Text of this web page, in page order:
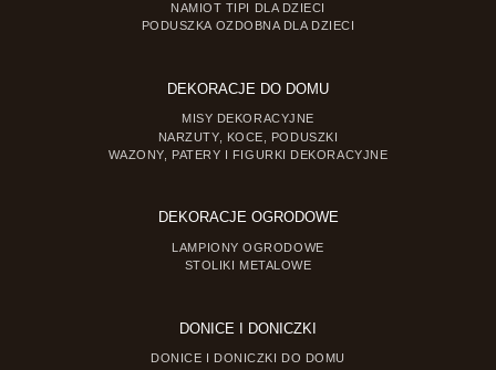
NAMIOT TIPI DLA DZIECI
PODUSZKA OZDOBNA DLA DZIECI
DEKORACJE DO DOMU
MISY DEKORACYJNE
NARZUTY, KOCE, PODUSZKI
WAZONY, PATERY I FIGURKI DEKORACYJNE
DEKORACJE OGRODOWE
LAMPIONY OGRODOWE
STOLIKI METALOWE
DONICE I DONICZKI
DONICE I DONICZKI DO DOMU